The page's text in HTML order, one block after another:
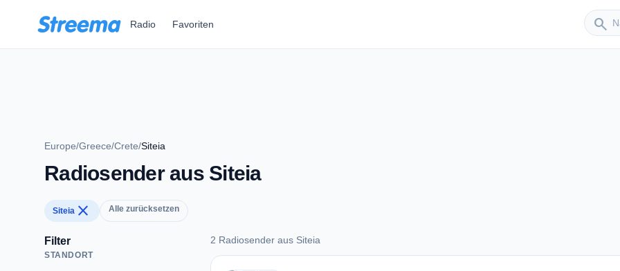
Radio Favoriten search
Sender
Europe/Greece/Crete/Siteia
Radiosender aus Siteia
Siteia close Alle zurücksetzen
Filter
STANDORT
2 Radiosender aus Siteia
2 Radiosender aus Siteia